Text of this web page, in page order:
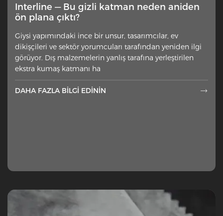
Interline — Bu gizli katman neden aniden
ön plana çıktı?
Giysi yapımındaki ince bir unsur, tasarımcılar, ev
dikişçileri ve sektör yorumcuları tarafından yeniden ilgi
görüyor. Dış malzemelerin yanlış tarafına yerleştirilen
ekstra kumaş katmanı ha
DAHA FAZLA BILGI EDININ 